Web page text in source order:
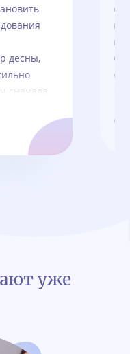
десны,
сначала
и
и швы
Спасибо
уже